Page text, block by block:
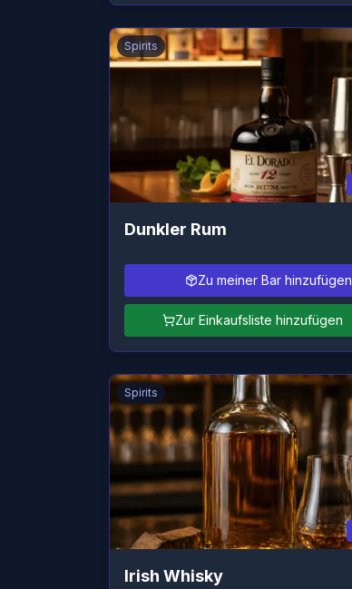
Spirits
Dunkler Rum
Zu meiner Bar hinzufügen
Zur Einkaufsliste hinzufügen
Spirits
Irish Whisky